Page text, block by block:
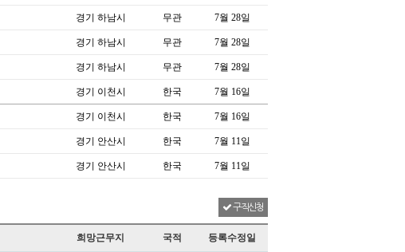
경기 하남시 무관 7월 28일
경기 하남시 무관 7월 28일
경기 하남시 무관 7월 28일
경기 이천시 한국 7월 16일
경기 이천시 한국 7월 16일
경기 안산시 한국 7월 11일
경기 안산시 한국 7월 11일
구직신청
희망근무지 국적 등록수정일